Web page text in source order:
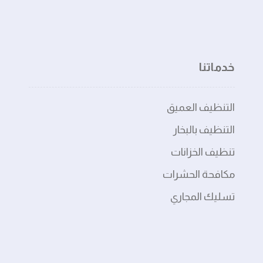
خدماتنا
التنظيف العميق
التنظيف بالبخار
تنظيف الخزانات
مكافحة الحشرات
تسليك المجاري